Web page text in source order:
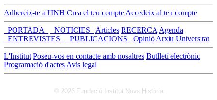
Adhereix-te a l'INH Crea el teu compte Accedeix al teu compte
_PORTADA_ _NOTICIES_ Articles RECERCA Agenda
_ENTREVISTES_
_PUBLICACIONS_ Opinió Arxiu Universitat
L'Institut Poseu-vos en contacte amb nosaltres Butlletí electrònic
Programació d'actes Avís legal
© 2026 Fundació Institut Nova Història